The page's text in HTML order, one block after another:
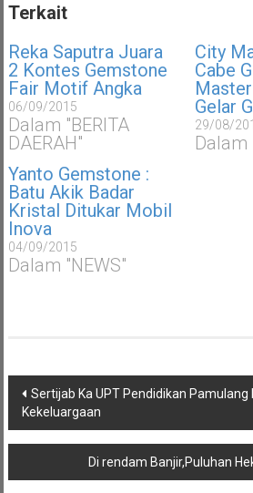
Terkait
Reka Saputra Juara
2 Kontes Gemstone
Fair Motif Angka
06/09/2015
Dalam "BERITA
DAERAH"
City
Cabe
Gelar
29/08/
Dalam
Yanto Gemstone :
Batu Akik Badar
Kristal Ditukar Mobil
Inova
04/09/2015
Dalam "NEWS"
Navigasi
pos
Sertijab Ka UPT Pendidikan Pamulang
Kekeluargaan
Di rendam Banjir,Puluhan